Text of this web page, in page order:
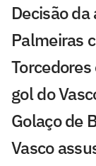
Decisão
Palmeiras
gol do
Golaço de
Vasco